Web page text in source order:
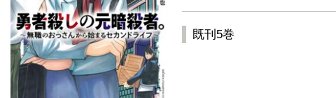
既刊5巻